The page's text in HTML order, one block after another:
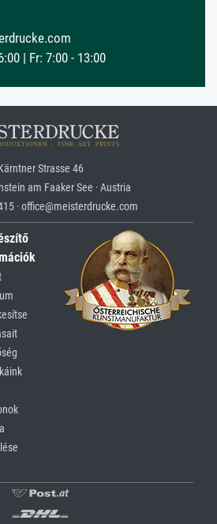
| Fr: 7:00 - 13:00
Strasse 46
am Faaker See · Austria
· office@meisterdrucke.com